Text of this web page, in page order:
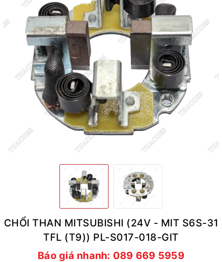
CHỔI THAN MITSUBISHI (24V - MIT S6S-31
TFL (T9)) PL-S017-018-GIT
Báo giá nhanh: 089 669 5959